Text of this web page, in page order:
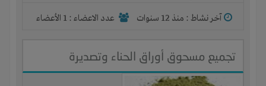
آخر نشاط : منذ 12 سنوات عدد الاعضاء : 1 الأعضاء
تجميع مسحوق أوراق الحناء وتصديرة